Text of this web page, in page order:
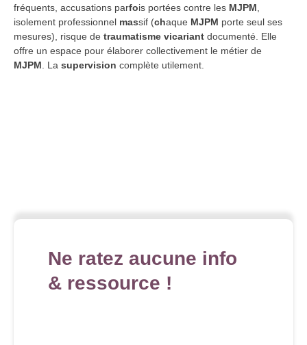
fréquents, accusations parfois portées contre les MJPM,
isolement professionnel massif (chaque MJPM porte seul ses
mesures), risque de traumatisme vicariant documenté. Elle
offre un espace pour élaborer collectivement le métier de
MJPM. La supervision complète utilement.
Ne ratez aucune info
& ressource !